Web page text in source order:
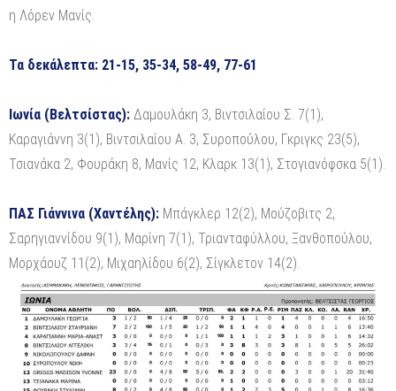
η Λόρεν Μανίς.
Τα δεκάλεπτα: 21-15, 35-34, 58-49, 77-61
Ιωνία (Βελτσίστας): Δαμουλάκη 3, Βιντσιλαίου Σ. 7(1),
Καραγιάννη 3(1), Βιντσιλαίου Α. 3, Συροπούλου, Γκριγκς 23(5),
Τσιανάκα 2, Φουράκη 8, Μανίς 12, Κλαρκ 13(1), Στογιανόφσκα 5(1).
ΠΑΣ Γιάννινα (Χαντέλης): Μπάγκλερ 12(2), Μούζοβιτς 2,
Σαρηγιαννίδου 9(1), Μαρίνη 7(1), Τριανταφύλλου, Ξανθοπούλου,
Μορχάουζ 11(2), Μιχαηλίδου 6(2), Σίγκλετον 14(2).